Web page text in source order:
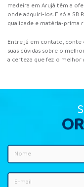
madeira em Arujá têm a
onde adquiri-los. E só a
qualidade e matéria-prima
Entre já em contato,
suas dúvidas sobre o
a certeza que fez o melhor